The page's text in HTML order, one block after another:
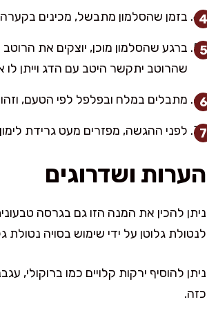
בזמן שהסלמון מתבשל, מכינים
שהרוטב יתקשר היטב עם הדג וייתן
מתבלים במלח ובפלפל לפי הטעם,
לפני ההגשה, מפזרים מעט גרידת
הערות ושדרוגים
ניתן להכין את המנה הזו גם בגרסה
לנטולת גלוטן על ידי שימוש בסויה נטולת
ניתן להוסיף ירקות קלויים כמו
כזה.